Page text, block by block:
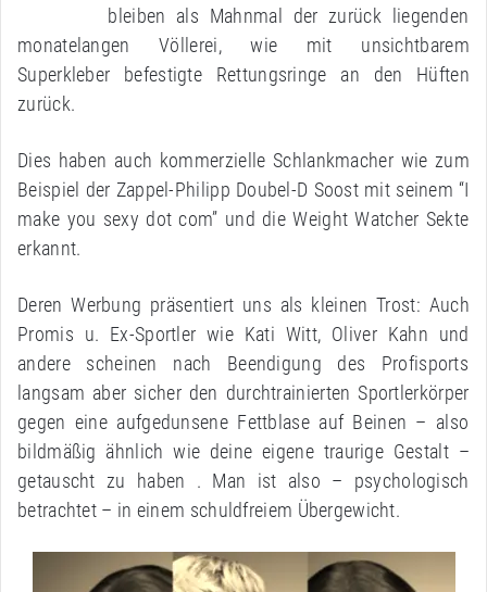
bleiben als Mahnmal der zurück liegenden
monatelangen Völlerei, wie mit unsichtbarem
Superkleber befestigte Rettungsringe an den Hüften
zurück.
Dies haben auch kommerzielle Schlankmacher wie zum
Beispiel der Zappel-Philipp Doubel-D Soost mit seinem “I
make you sexy dot com” und die Weight Watcher Sekte
erkannt.
Deren Werbung präsentiert uns als kleinen Trost: Auch
Promis u. Ex-Sportler wie Kati Witt, Oliver Kahn und
andere scheinen nach Beendigung des Profisports
langsam aber sicher den durchtrainierten Sportlerkörper
gegen eine aufgedunsene Fettblase auf Beinen – also
bildmäßig ähnlich wie deine eigene traurige Gestalt –
getauscht zu haben . Man ist also – psychologisch
betrachtet – in einem schuldfreiem Übergewicht.